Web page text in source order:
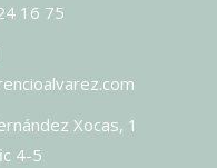
16 75
Xocas, 1
4-5